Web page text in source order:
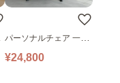
パーソナルチェア 一人
掛けソファ O’HANA ソ
¥24,800